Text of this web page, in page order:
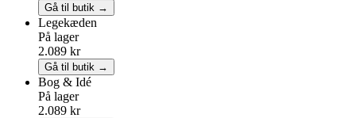
Gå til butik →
Legekæden
På lager
2.089 kr
Gå til butik →
Bog & Idé
På lager
2.089 kr